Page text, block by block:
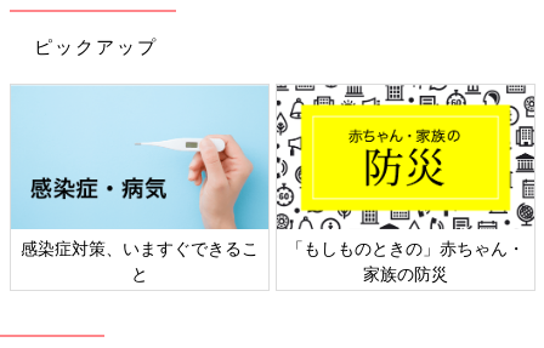
ピックアップ
感染症対策、いますぐできるこ
と
「もしものときの」赤ちゃん・
家族の防災